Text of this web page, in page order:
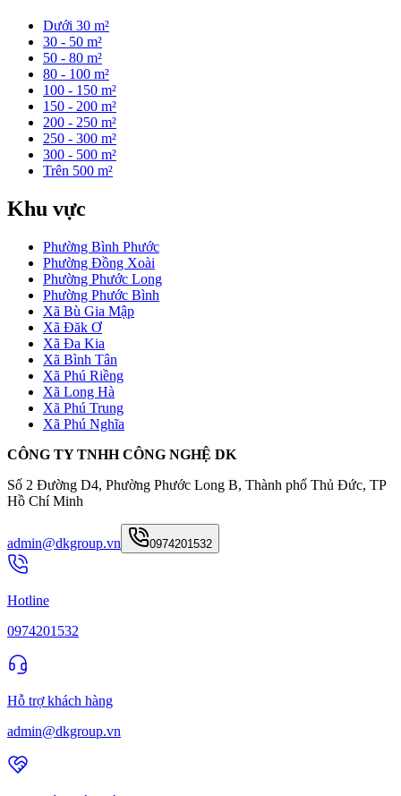
Dưới 30 m²
30 - 50 m²
50 - 80 m²
80 - 100 m²
100 - 150 m²
150 - 200 m²
200 - 250 m²
250 - 300 m²
300 - 500 m²
Trên 500 m²
Khu vực
Phường Bình Phước
Phường Đồng Xoài
Phường Phước Long
Phường Phước Bình
Xã Bù Gia Mập
Xã Đăk Ơ
Xã Đa Kia
Xã Bình Tân
Xã Phú Riềng
Xã Long Hà
Xã Phú Trung
Xã Phú Nghĩa
CÔNG TY TNHH CÔNG NGHỆ DK
Số 2 Đường D4, Phường Phước Long B, Thành phố Thủ Đức, TP
Hồ Chí Minh
admin@dkgroup.vn 0974201532
Hotline
0974201532
Hỗ trợ khách hàng
admin@dkgroup.vn